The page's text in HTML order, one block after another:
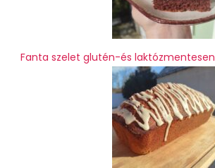
Fanta szelet glutén-és laktózmentesen